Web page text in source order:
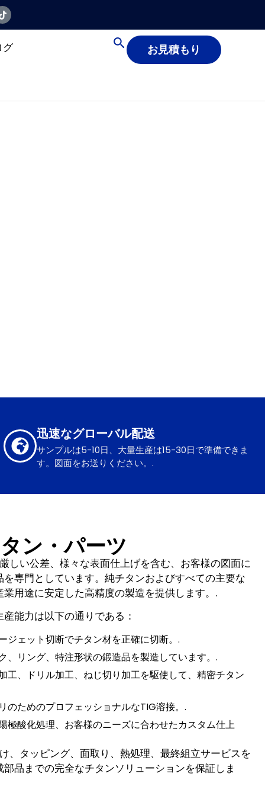
グ お見積もり
迅速なグローバル配送
サンプルは5-10日、大量生産は15-30日で準備できま
す。図面をお送りください。.
ン・パーツ
しい公差、様々な表面仕上げを含む、お客様の図面に
専門としています。純チタンおよびすべての主要な
用途に安定した高精度の製造を提供します。.
能力は以下の通りである：
ジェット切断でチタン材を正確に切断。.
、リング、特注形状の鍛造品を製造しています。.
工、ドリル加工、ねじ切り加工を駆使して、精密チタン
のためのプロフェッショナルなTIG溶接。.
極酸化処理、お客様のニーズに合わせたカスタム仕上
、タッピング、面取り、熱処理、最終組立サービスを
品までの完全なチタンソリューションを保証しま